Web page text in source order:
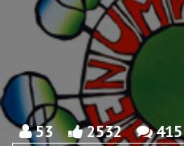
53 2532 415